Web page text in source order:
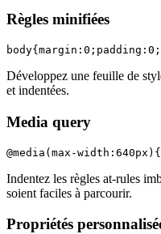
Règles minifiées
Développez une feuille de
et indentées.
Media query
@media(max-
Indentez les règles at-rules
soient faciles à parcourir.
Propriétés